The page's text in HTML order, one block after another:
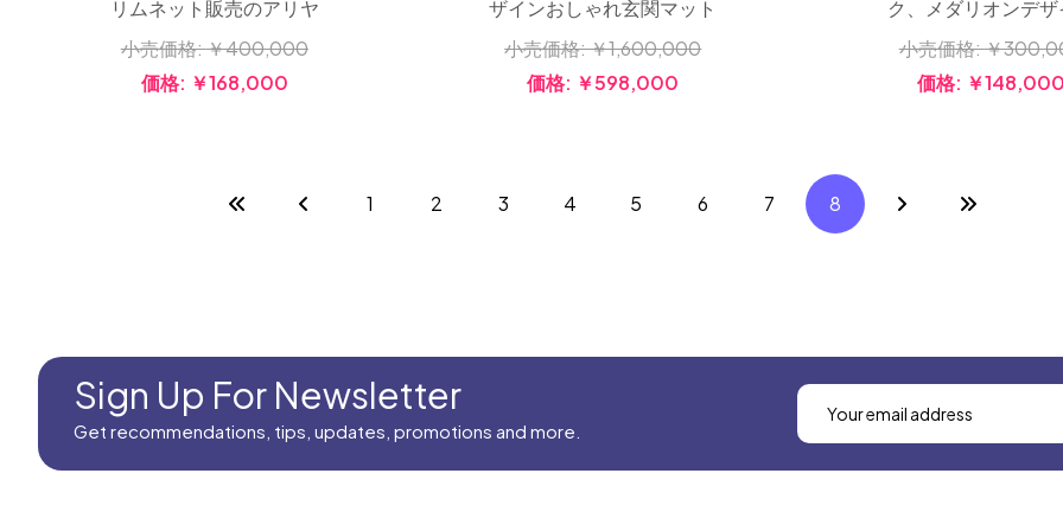
リムネット販売のアリヤ
小売価格:￥400,000
価格: ￥168,000
ザインおしゃれ玄関マット
小売価格:￥1,600,000
価格: ￥598,000
ク、メダリオンデザ
小売価格:￥
価格: ￥148,000
1 2 3 4 5 6 7 8
Sign Up For Newsletter
Get recommendations, tips, updates, promotions and more.